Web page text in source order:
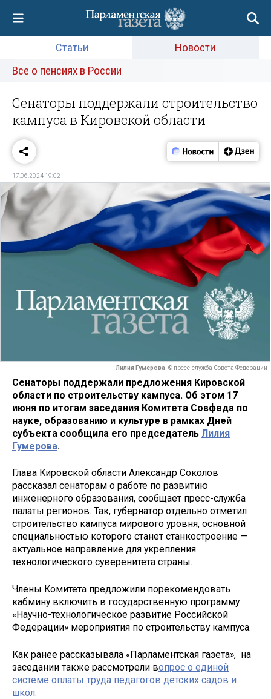
Статьи
Новости
Все о пенсиях в России
Сенаторы поддержали строительство
кампуса в Кировской области
17.06.2024 19:02
Лилия Гумерова © пресс-служба Совета Федерации
Сенаторы поддержали предложения Кировской
области по строительству кампуса. Об этом 17
июня по итогам заседания Комитета Совфеда по
науке, образованию и культуре в рамках Дней
субъекта сообщила его председатель Лилия
Гумерова.
Глава Кировской области Александр Соколов
рассказал сенаторам о работе по развитию
инженерного образования, сообщает пресс-служба
палаты регионов. Так, губернатор отдельно отметил
строительство кампуса мирового уровня, основной
специальностью которого станет станкостроение —
актуальное направление для укрепления
технологического суверенитета страны.
Члены Комитета предложили порекомендовать
кабмину включить в государственную программу
«Научно-технологическое развитие Российской
Федерации» мероприятия по строительству кампуса.
Как ранее рассказывала «Парламентская газета», на
заседании также рассмотрели вопрос о единой
системе оплаты труда педагогов детских садов и
школ.